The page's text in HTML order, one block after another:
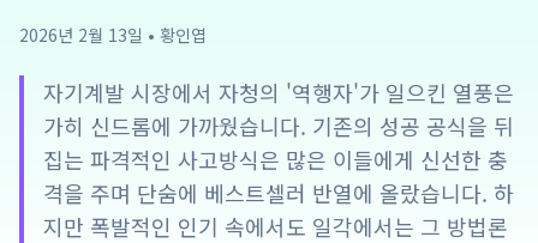
2026년 2월 13일 • 황인엽
자기계발 시장에서 자청의 '역행자'가 일으킨 열풍은
가히 신드롬에 가까웠습니다. 기존의 성공 공식을 뒤
집는 파격적인 사고방식은 많은 이들에게 신선한 충
격을 주며 단숨에 베스트셀러 반열에 올랐습니다. 하
지만 폭발적인 인기 속에서도 일각에서는 그 방법론